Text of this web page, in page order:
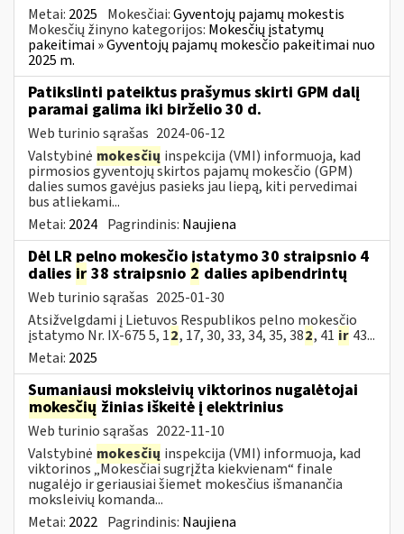
Metai: 2025 Mokesčiai:Gyventojų pajamų mokestis
Mokesčių žinyno kategorijos: Mokesčių įstatymų
pakeitimai » Gyventojų pajamų mokesčio pakeitimai nuo
2025 m.
Patikslinti pateiktus prašymus skirti GPM dalį
paramai galima iki birželio 30 d.
Web turinio sąrašas 2024-06-12
Valstybinė mokesčių inspekcija (VMI) informuoja, kad
pirmosios gyventojų skirtos pajamų mokesčio (GPM)
dalies sumos gavėjus pasieks jau liepą, kiti pervedimai
bus atliekami...
Metai: 2024 Pagrindinis: Naujiena
Dėl LR pelno mokesčio įstatymo 30 straipsnio 4
dalies ir 38 straipsnio 2 dalies apibendrintų
Web turinio sąrašas 2025-01-30
Atsižvelgdami į Lietuvos Respublikos pelno mokesčio
įstatymo Nr. IX-675 5, 12, 17, 30, 33, 34, 35, 382, 41 ir 43...
Metai: 2025
Sumaniausi moksleivių viktorinos nugalėtojai
mokesčių žinias iškeitė į elektrinius
Web turinio sąrašas 2022-11-10
Valstybinė mokesčių inspekcija (VMI) informuoja, kad
viktorinos „Mokesčiai sugrįžta kiekvienam“ finale
nugalėjo ir geriausiai šiemet mokesčius išmanančia
moksleivių komanda...
Metai: 2022 Pagrindinis: Naujiena